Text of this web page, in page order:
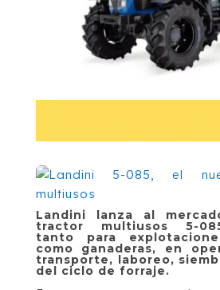
Landini lanza al
tractor multiusos 5-
tanto para
como ganaderas, en
transporte, laboreo,
del ciclo de forraje.